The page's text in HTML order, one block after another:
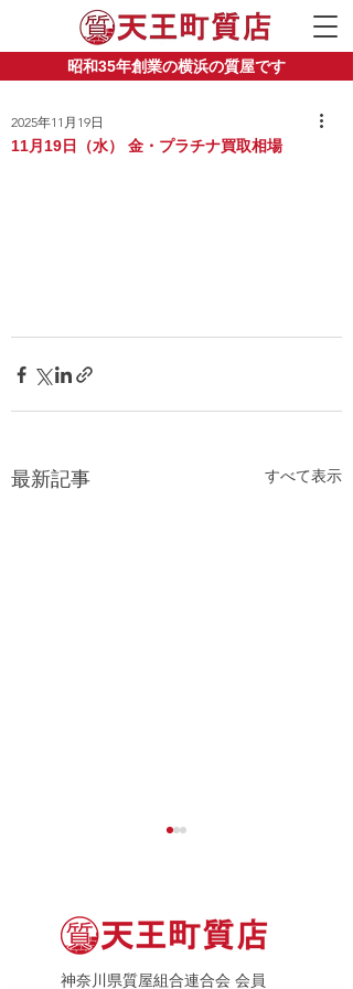
昭和35年創業の横浜の質屋です
11月19日（水） 金・プラチナ買取相場
2025年11月19日
最新記事 すべて表示
神奈川県質屋組合連合会 会員